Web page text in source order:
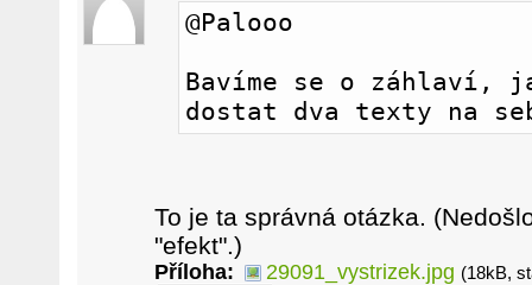
@Palooo
Bavíme se o záhlaví,
dostat dva texty na
To je ta správná otázka.
"efekt".)
Příloha: 29091_vystrizek.jpg (18kB,